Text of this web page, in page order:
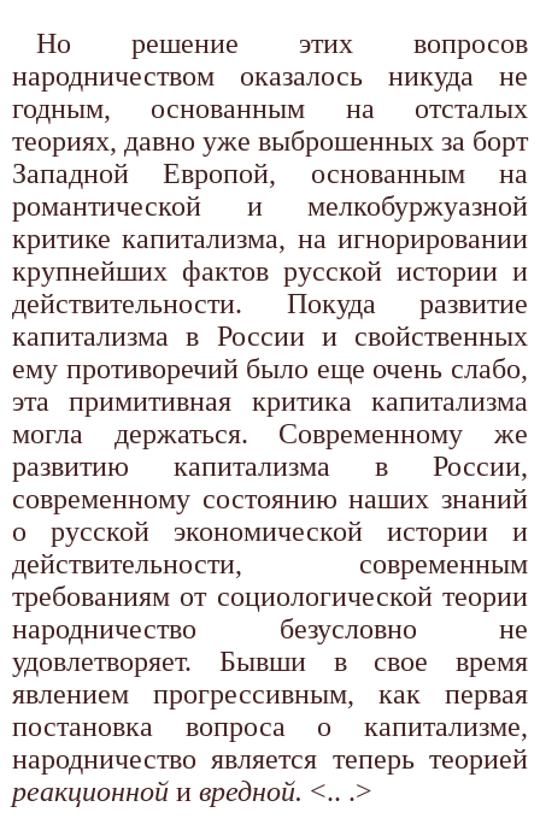
Но решение этих вопросов
народничеством оказалось никуда не
годным, основанным на отсталых
теориях, давно уже выброшенных за борт
Западной Европой, основан­ным на
романтической и мелкобуржуазной
критике капитализма, на игнорировании
крупнейших фактов русской истории и
действительности. Покуда развитие
капитализма в России и свойственных
ему противоречий было еще очень слабо,
эта примитивная критика капитализма
могла держаться. Современному же
развитию капитализма в России,
современному состоянию наших знаний
о русской экономической истории и
действительности, современным
требованиям от социологической теории
народничество безусловно не
удовлетворяет. Бывши в свое время
явлением прогрессивным, как первая
постановка вопроса о капитализме,
народничество является теперь теорией
реакционной и вредной. <.. .>